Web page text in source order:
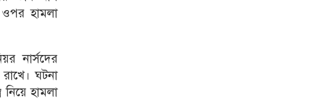
হামলা
নার্সদের
ঘটনা
হামলা